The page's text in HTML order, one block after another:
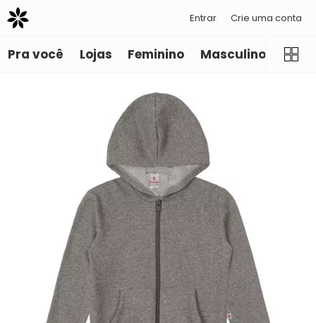
Entrar Crie uma conta
Pra você Lojas Feminino Masculino